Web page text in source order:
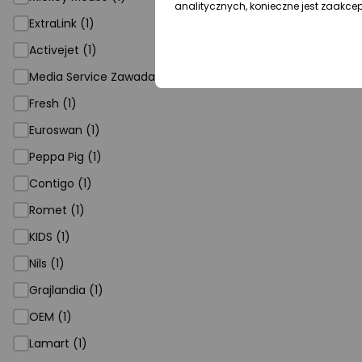
ExtraLink (1)
Activejet (1)
Media Service Zawada (1)
Fresh (1)
Euroswan (1)
Peppa Pig (1)
Contigo (1)
Romet (1)
KIDS (1)
Nils (1)
Grajlandia (1)
OEM (1)
Lamart (1)
analitycznych, konieczne jest